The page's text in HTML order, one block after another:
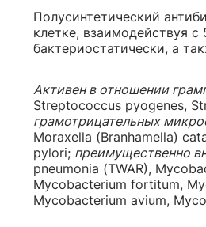
Полусинтетический
клетке, взаимодействуя
бактериостатически, а
Активен в отношении
Streptococcus pyogenes,
грамотрицательных
Moraxella (Branhamella)
pylori; преимущественно
pneumonia (TWAR),
Mycobacterium fortitum,
Mycobacterium avium,